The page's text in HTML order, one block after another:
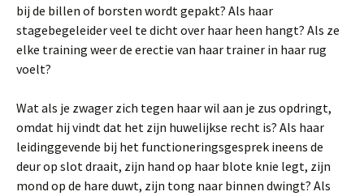
bij de billen of borsten wordt gepakt? Als haar
stagebegeleider veel te dicht over haar heen hangt? Als ze
elke training weer de erectie van haar trainer in haar rug
voelt?
Wat als je zwager zich tegen haar wil aan je zus opdringt,
omdat hij vindt dat het zijn huwelijkse recht is? Als haar
leidinggevende bij het functioneringsgesprek ineens de
deur op slot draait, zijn hand op haar blote knie legt, zijn
mond op de hare duwt, zijn tong naar binnen dwingt? Als